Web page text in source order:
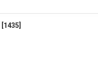
1435